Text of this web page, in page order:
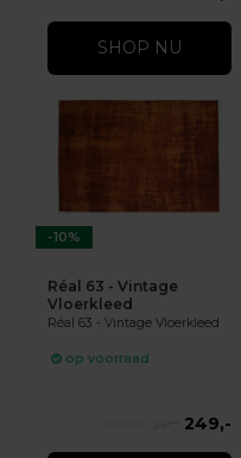
SHOP NU
-10%
Réal 63 - Vintage
Vloerkleed
Réal 63 - Vintage Vloerkleed
op voorraad
249,-